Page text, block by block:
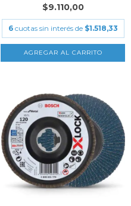
$9.110,00
6 cuotas sin interés de $1.518,33